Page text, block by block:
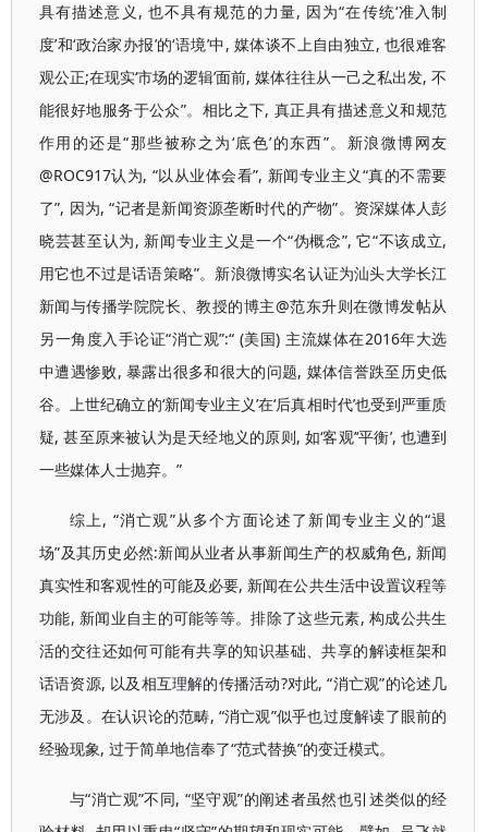
具有描述意义, 也不具有规范的力量, 因为“在传统‘准入制
度’和‘政治家办报’的‘语境’中, 媒体谈不上自由独立, 也很难客
观公正;在现实‘市场的逻辑’面前, 媒体往往从一己之私出发, 不
能很好地服务于公众”。相比之下, 真正具有描述意义和规范
作用的还是“那些被称之为‘底色’的东西”。新浪微博网友
@ROC917认为, “以从业体会看”, 新闻专业主义“真的不需要
了”, 因为, “记者是新闻资源垄断时代的产物”。资深媒体人彭
晓芸甚至认为, 新闻专业主义是一个“伪概念”, 它“不该成立,
用它也不过是话语策略”。新浪微博实名认证为汕头大学长江
新闻与传播学院院长、教授的博主@范东升则在微博发帖从
另一角度入手论证“消亡观”:“ (美国) 主流媒体在2016年大选
中遭遇惨败, 暴露出很多和很大的问题, 媒体信誉跌至历史低
谷。上世纪确立的‘新闻专业主义’在‘后真相时代’也受到严重质
疑, 甚至原来被认为是天经地义的原则, 如‘客观’‘平衡’, 也遭到
一些媒体人士抛弃。”
综上, “消亡观”从多个方面论述了新闻专业主义的“退
场”及其历史必然:新闻从业者从事新闻生产的权威角色, 新闻
真实性和客观性的可能及必要, 新闻在公共生活中设置议程等
功能, 新闻业自主的可能等等。排除了这些元素, 构成公共生
活的交往还如何可能有共享的知识基础、共享的解读框架和
话语资源, 以及相互理解的传播活动?对此, “消亡观”的论述几
无涉及。在认识论的范畴, “消亡观”似乎也过度解读了眼前的
经验现象, 过于简单地信奉了“范式替换”的变迁模式。
与“消亡观”不同, “坚守观”的阐述者虽然也引述类似的经